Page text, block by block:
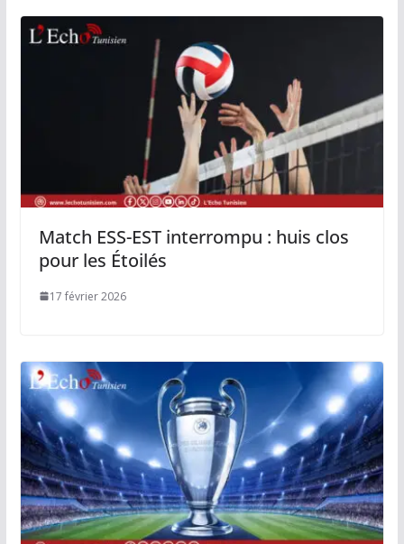
Match ESS-EST interrompu : huis clos
pour les Étoilés
17 février 2026